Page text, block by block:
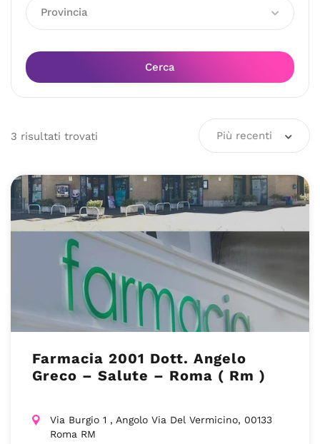
Provincia
Cerca
3 risultati trovati Più recenti
Farmacia 2001 Dott. Angelo
Greco – Salute – Roma ( Rm )
Via Burgio 1 , Angolo Via Del Vermicino, 00133
Roma RM